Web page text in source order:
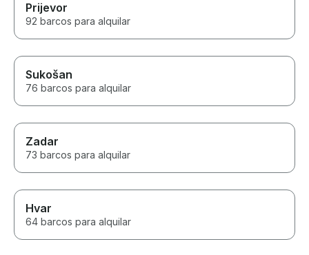
Prijevor
92 barcos para alquilar
Sukošan
76 barcos para alquilar
Zadar
73 barcos para alquilar
Hvar
64 barcos para alquilar